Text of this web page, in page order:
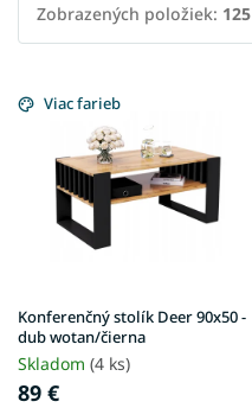
Zobrazených položiek: 125
ý
u
k
t
o
Viac farieb
Konferenčný stolík Deer 90x50 -
dub wotan/čierna
Skladom (4 ks)
89 €